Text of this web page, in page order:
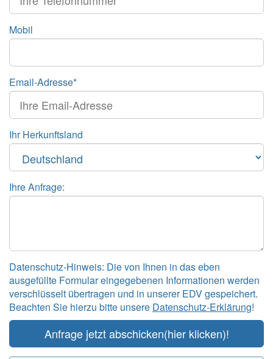
Mobil
Email-Adresse*
Ihr Herkunftsland
Ihre Anfrage:
Datenschutz-Hinweis: Die von Ihnen in das eben
ausgefüllte Formular eingegebenen Informationen werden
verschlüsselt übertragen und in unserer EDV gespeichert.
Beachten Sie hierzu bitte unsere Datenschutz-Erklärung!
Anfrage jetzt abschicken(hier klicken)!